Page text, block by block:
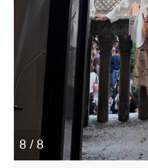
8 / 8